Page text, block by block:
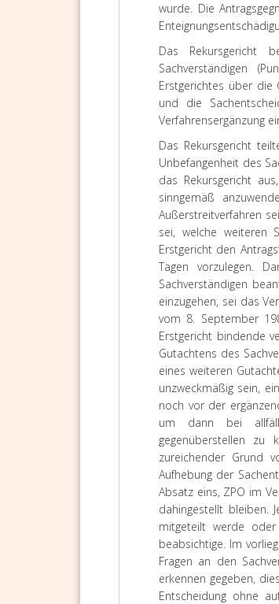
wurde. Die
Das Rekursgericht
Sachverständigen
Erstgerichtes über die
und die
Verfahrensergänzung
Das Rekursgericht
Unbefangenheit des
das Rekursgericht
sinngemäß
Außerstreitverfahren
sei, welche weiteren
Erstgericht den
Tagen vorzulegen.
Sachverständigen
einzugehen, sei das
vom 8. September
Erstgericht bindende
Gutachtens des
eines weiteren
unzweckmäßig sein,
noch vor der
um dann bei
gegenüberstellen zu
zureichender Grund
Aufhebung der
Absatz eins, ZPO im
dahingestellt bleiben.
mitgeteilt werde
beabsichtige. Im
Fragen an den
erkennen gegeben,
Entscheidung ohne